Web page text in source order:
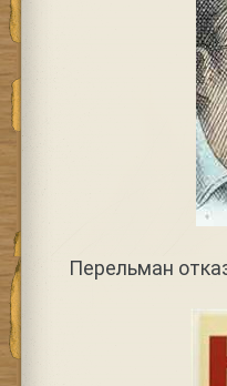
Перельман